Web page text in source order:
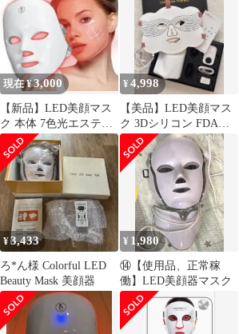
現在 ¥3,000
【新品】LED美顔マス
ク 本体 7色光エステ
USB充電式
¥4,998
【美品】LED美顔マス
ク 3Dシリコン FDA登
録済
¥3,433
ろ*ん様 Colorful LED
Beauty Mask 美顔器
¥ 1,980
⑭【使用品、正常稼
働】LED美顔器マスク